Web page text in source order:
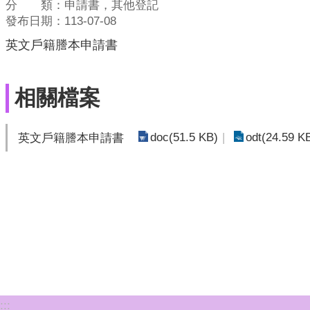
分 類：申請書，其他登記
發布日期：113-07-08
英文戶籍謄本申請書
相關檔案
英文戶籍謄本申請書 doc(51.5 KB) odt(24.59
:::